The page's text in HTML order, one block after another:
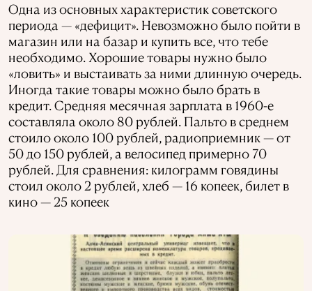
Одна из основных характеристик советского
периода — «дефицит». Невозможно было пойти в
магазин или на базар и купить все, что тебе
необходимо. Хорошие товары нужно было
«ловить» и выстаивать за ними длинную очередь.
Иногда такие товары можно было брать в
кредит. Средняя месячная зарплата в 1960-е
составляла около 80 рублей. Пальто в среднем
стоило около 100 рублей, радиоприемник — от
50 до 150 рублей, а велосипед примерно 70
рублей. Для сравнения: килограмм говядины
стоил около 2 рублей, хлеб — 16 копеек, билет в
кино — 25 копеек